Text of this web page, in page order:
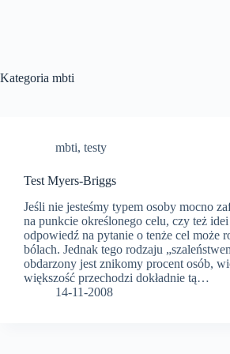
Kategoria mbti
mbti, testy
Test Myers-Briggs
Jeśli nie jesteśmy typem osoby mocno
na punkcie określonego celu, czy też
odpowiedź na pytanie o tenże cel może
bólach. Jednak tego rodzaju
obdarzony jest znikomy procent osób,
większość przechodzi dokładnie tą…
14-11-2008